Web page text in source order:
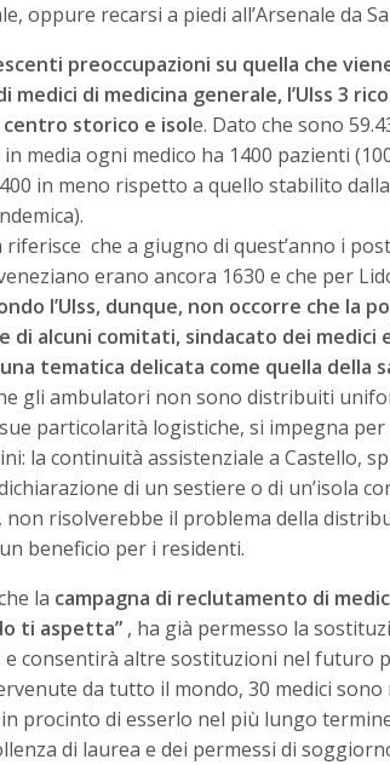
oppure recarsi a piedi all’Arsenale da
preoccupazioni su quella che
medici di medicina generale, l’Ulss 3
storico e isole. Dato che sono
media ogni medico ha 1400 pazienti
in meno rispetto a quello stabilito
riferisce che a giugno di quest’anno i
erano ancora 1630 e che per
l’Ulss, dunque, non occorre che la
di alcuni comitati, sindacato dei medici
tematica delicata come quella della
gli ambulatori non sono distribuiti
particolarità logistiche, si impegna
la continuità assistenziale a Castello,
di un sestiere o di un’isola
non risolverebbe il problema della
beneficio per i residenti.
la campagna di reclutamento di
ti aspetta” , ha già permesso la
e consentirà altre sostituzioni nel futuro
da tutto il mondo, 30 medici
procinto di esserlo nel più lungo
di laurea e dei permessi di